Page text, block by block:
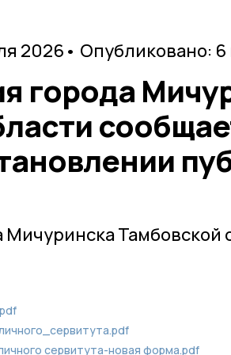
2026 • Опубликовано:
города
Тамбовской
сервитута-новая форма.pdf